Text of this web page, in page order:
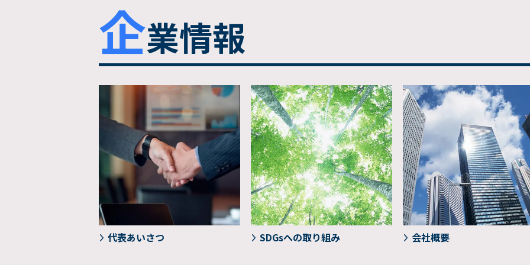
企業情報
代表あいさつ SDGsへの取り組み 会社概要